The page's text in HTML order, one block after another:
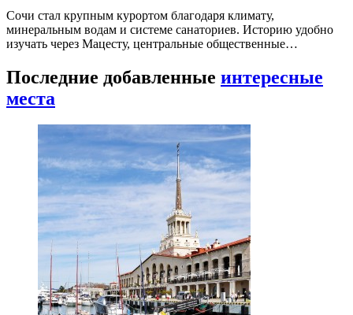
Сочи стал крупным курортом благодаря климату,
минеральным водам и системе санаториев. Историю удобно
изучать через Мацесту, центральные общественные…
Последние добавленные интересные
места